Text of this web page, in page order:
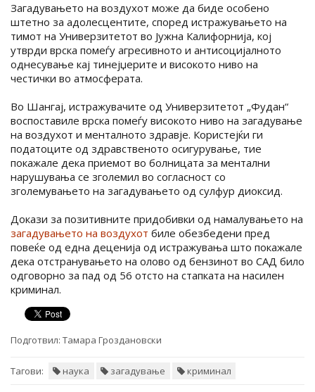
Загадувањето на воздухот може да биде особено
штетно за адолесцентите, според истражувањето на
тимот на Универзитетот во Јужна Калифорнија, кој
утврди врска помеѓу агресивното и антисоцијалното
однесување кај тинејџерите и високото ниво на
честички во атмосферата.
Во Шангај, истражувачите од Универзитетот „Фудан“
воспоставиле врска помеѓу високото ниво на загадување
на воздухот и менталното здравје. Користејќи ги
податоците од здравственото осигурување, тие
покажале дека приемот во болницата за ментални
нарушувања се зголемил во согласност со
зголемувањето на загадувањето од сулфур диоксид.
Докази за позитивните придобивки од намалувањето на
загадувањето на воздухот биле обезбедени пред
повеќе од една деценија од истражувања што покажале
дека отстранувањето на олово од бензинот во САД било
одговорно за пад од 56 отсто на стапката на насилен
криминал.
Подготвил: Тамара Гроздановски
Тагови: наука загадување криминал